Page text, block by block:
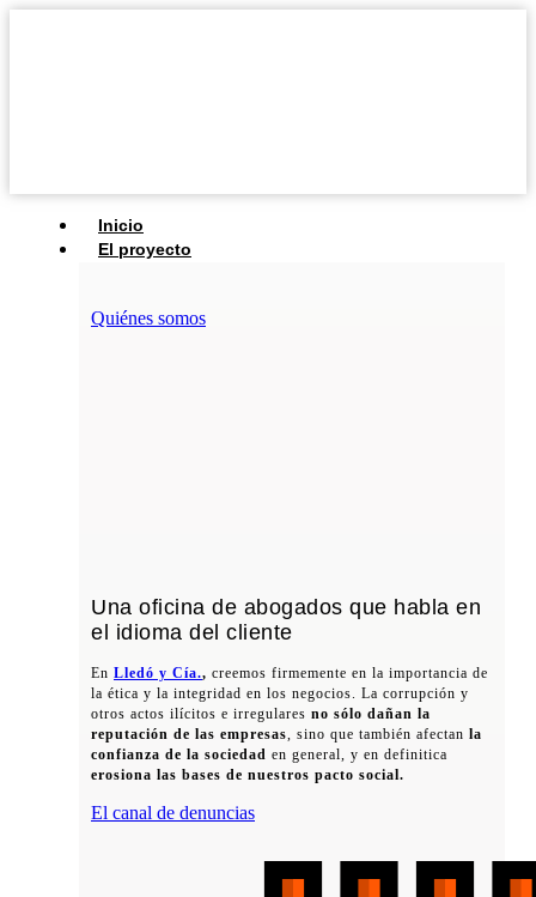
Inicio
El proyecto
Quiénes somos
Una oficina de abogados que habla en
el idioma del cliente
En Lledó y Cía., creemos firmemente en la importancia de
la ética y la integridad en los negocios. La corrupción y
otros actos ilícitos e irregulares no sólo dañan la
reputación de las empresas, sino que también afectan la
confianza de la sociedad en general, y en definitica
erosiona las bases de nuestros pacto social.
El canal de denuncias